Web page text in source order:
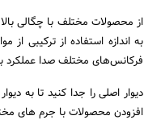
از محصولات مختلف با چگالی
به اندازه استفاده از ترکیبی
فرکانس‌های مختلف صدا عملکرد
دیوار اصلی را جدا کنید تا به
افزودن محصولات با جرم های مختلف (نقاط 1 و 2) تأثیر